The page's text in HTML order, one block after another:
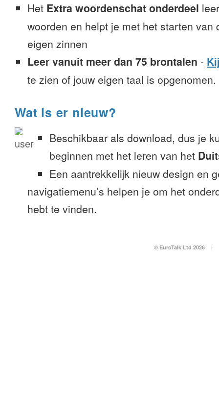
Het Extra woordenschat onderdeel
woorden en helpt je met het starten van
eigen zinnen
Leer vanuit meer dan 75 brontalen -
te zien of jouw eigen taal is opgenomen.
Wat is er nieuw?
Beschikbaar als download, dus je
beginnen met het leren van het
Een aantrekkelijk nieuw design en
navigatiemenu’s helpen je om het
hebt te vinden.
© EuroTalk Ltd 2026 |